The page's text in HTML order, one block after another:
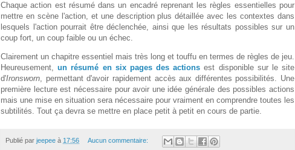
Chaque action est résumé dans un encadré reprenant les règles essentielles pour
mettre en scène l'action, et une description plus détaillée avec les contextes dans
lesquels l'action pourrait être déclenchée, ainsi que les résultats possibles sur un
coup fort, un coup faible ou un échec.
Clairement un chapitre essentiel mais très long et touffu en termes de règles de jeu.
Heureusement,un résumé en six pages des actions est disponible sur le site
d'Ironsworn, permettant d'avoir rapidement accès aux différentes possibilités. Une
première lecture est nécessaire pour avoir une idée générale des possibles actions
mais une mise en situation sera nécessaire pour vraiment en comprendre toutes les
subtilités. Tout ça devra se mettre en place petit à petit en cours de partie.
Publié par jeepee à 17:56 Aucun commentaire: